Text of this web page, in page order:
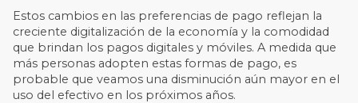
Estos cambios en las preferencias de pago reflejan la
creciente digitalización de la economía y la comodidad
que brindan los pagos digitales y móviles. A medida que
más personas adopten estas formas de pago, es
probable que veamos una disminución aún mayor en el
uso del efectivo en los próximos años.